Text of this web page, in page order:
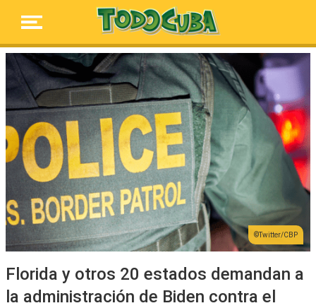
Twitter/CBP
Florida y otros 20 estados demandan a
la administración de Biden contra el